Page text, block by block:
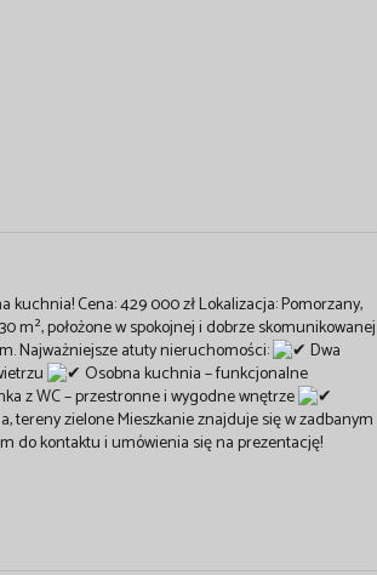
kuchnia! Cena: 429 000 zł Lokalizacja: Pomorzany,
m², położone w spokojnej i dobrze skomunikowanej
Najważniejsze atuty nieruchomości:
Dwa
Osobna kuchnia – funkcjonalne
z WC – przestronne i wygodne wnętrze
tereny zielone Mieszkanie znajduje się w zadbanym
do kontaktu i umówienia się na prezentację!